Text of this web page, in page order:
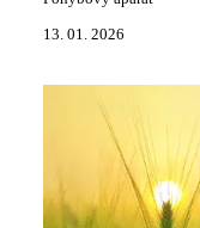
13. 01. 2026